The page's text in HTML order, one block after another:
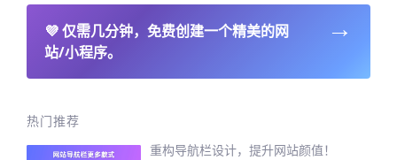
💜仅需几分钟，免费创建一个精美的网
站/小程序。
→
热门推荐
重构导航栏设计，提升网站颜值！